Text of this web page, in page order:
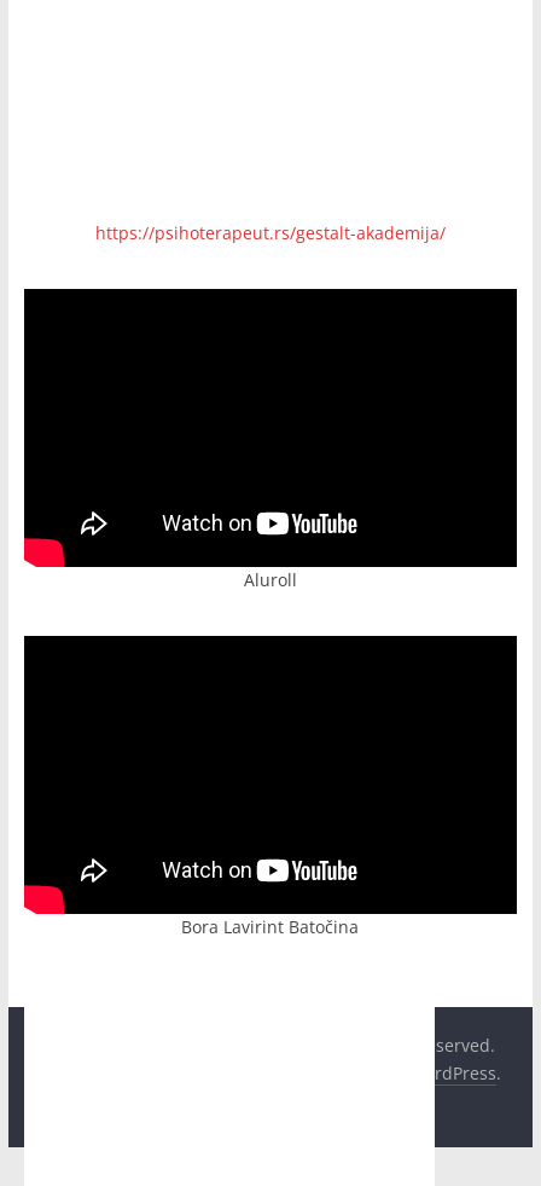
https://psihoterapeut.rs/gestalt-akademija/
Aluroll
Bora Lavirint Batočina
. All rights reserved.
WordPress.